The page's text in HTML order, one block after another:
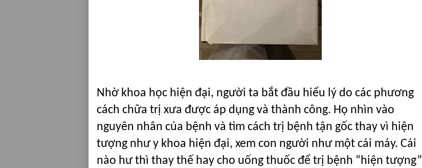
Nhờ khoa học hiện đại, người ta bắt đầu hiểu lý do các phương
cách chữa trị xưa được áp dụng và thành công. Họ nhìn vào
nguyên nhân của bệnh và tìm cách trị bệnh tận gốc thay vì hiện
tượng như y khoa hiện đại, xem con người như một cái máy. Cái
nào hư thì thay thế hay cho uống thuốc để trị bệnh “hiện tượng”